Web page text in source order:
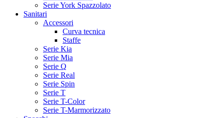
Serie York Spazzolato
Sanitari
Accessori
Curva tecnica
Staffe
Serie Kia
Serie Mia
Serie Q
Serie Real
Serie Spin
Serie T
Serie T-Color
Serie T-Marmorizzato